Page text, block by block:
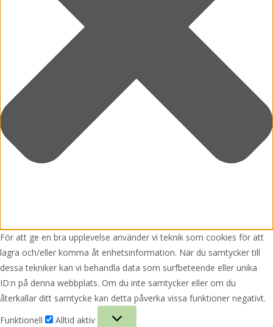
För att ge en bra upplevelse använder vi teknik som cookies för att
lagra och/eller komma åt enhetsinformation. När du samtycker till
dessa tekniker kan vi behandla data som surfbeteende eller unika
ID:n på denna webbplats. Om du inte samtycker eller om du
återkallar ditt samtycke kan detta påverka vissa funktioner negativt.
Funktionell
Alltid aktiv